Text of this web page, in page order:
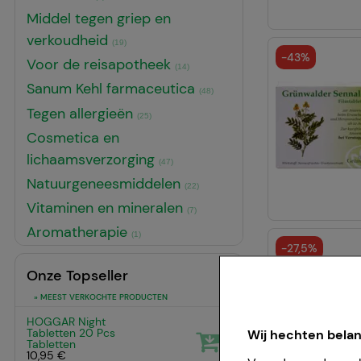
Wij hechten
-43%
-27,5%
Middel tegen griep en
verkoudheid
(19)
Voor de reisapotheek (14)
Sanum Kehl farmaceutica (48)
Tegen allergieën (25)
Cosmetica en
lichaamsverzorging (47)
Natuurgeneesmiddelen (22)
Vitaminen en mineralen (7)
Aromatherapie (1)
Onze Topseller
» MEEST VERKOCHTE PRODUCTEN
HOGGAR Night
Tabletten 20 Pcs
Tabletten
10,95 €